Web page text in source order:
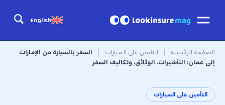
English
الصفحة الرئيسية | التأمين على السيارات | السفر بالسيارة من الإمارات
إلى عمان: التأشيرات، الوثائق، وتكاليف السفر
التأمين على السيارات